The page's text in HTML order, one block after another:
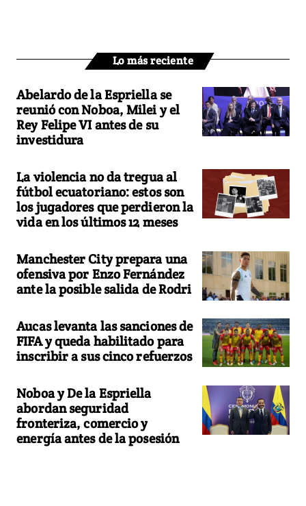
Lo más reciente
Abelardo de la Espriella se
reunió con Noboa, Milei y el
Rey Felipe VI antes de su
investidura
La violencia no da tregua al
fútbol ecuatoriano: estos son
los jugadores que perdieron la
vida en los últimos 12 meses
Manchester City prepara una
ofensiva por Enzo Fernández
ante la posible salida de Rodri
Aucas levanta las sanciones de
FIFA y queda habilitado para
inscribir a sus cinco refuerzos
Noboa y De la Espriella
abordan seguridad
fronteriza, comercio y
energía antes de la posesión